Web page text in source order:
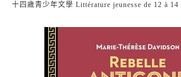
十四歲青少年文學 Littérature jeunesse de 12 à 14